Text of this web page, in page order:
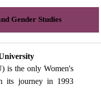
Gender Studies
is the only Women's
its journey in 1993